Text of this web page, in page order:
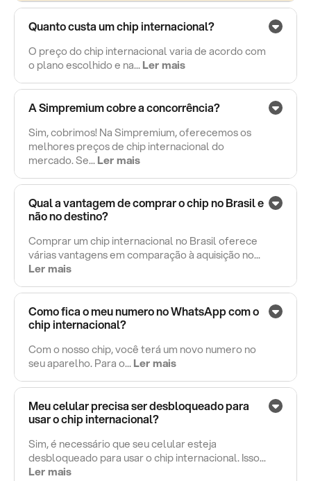
Quanto custa um chip internacional?
O preço do chip internacional varia de acordo com
o plano escolhido e na...Ler mais
A Simpremium cobre a concorrência?
Sim, cobrimos! Na Simpremium, oferecemos os
melhores preços de chip internacional do
mercado. Se...Ler mais
Qual a vantagem de comprar o chip no Brasil e
não no destino?
Comprar um chip internacional no Brasil oferece
várias vantagens em comparação à aquisição no...
Ler mais
Como fica o meu numero no WhatsApp com o
chip internacional?
Com o nosso chip, você terá um novo numero no
seu aparelho. Para o...Ler mais
Meu celular precisa ser desbloqueado para
usar o chip internacional?
Sim, é necessário que seu celular esteja
desbloqueado para usar o chip internacional. Isso...
Ler mais